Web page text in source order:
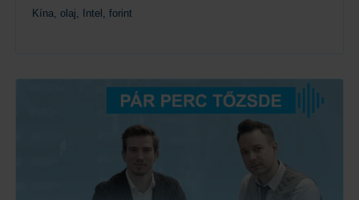
Kína, olaj, Intel, forint